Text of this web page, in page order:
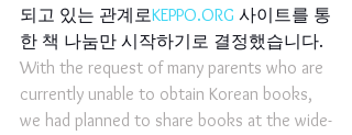
되고 있는 관계로KEPPO.ORG 사이트를 통
한 책 나눔만 시작하기로 결정했습니다.
With the request of many parents who are
currently unable to obtain Korean books,
we had planned to share books at the wide-